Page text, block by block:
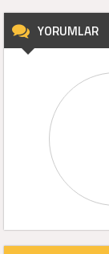
YORUMLAR